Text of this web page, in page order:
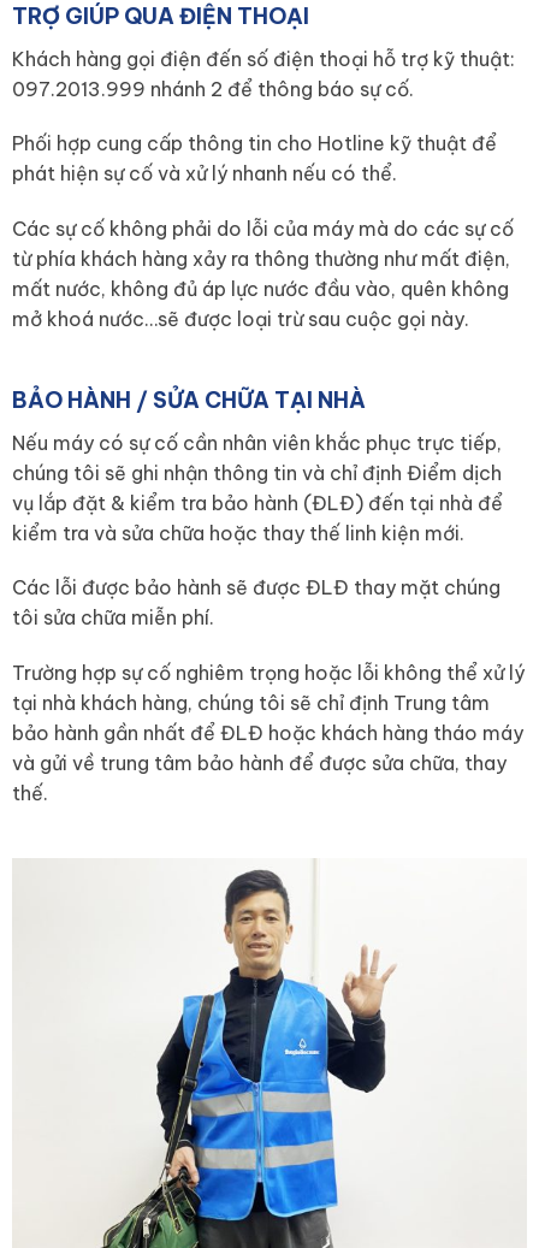
TRỢ GIÚP QUA ĐIỆN THOẠI
Khách hàng gọi điện đến số điện thoại hỗ trợ kỹ thuật:
097.2013.999 nhánh 2 để thông báo sự cố.
Phối hợp cung cấp thông tin cho Hotline kỹ thuật để
phát hiện sự cố và xử lý nhanh nếu có thể.
Các sự cố không phải do lỗi của máy mà do các sự cố
từ phía khách hàng xảy ra thông thường như mất điện,
mất nước, không đủ áp lực nước đầu vào, quên không
mở khoá nước…sẽ được loại trừ sau cuộc gọi này.
BẢO HÀNH / SỬA CHỮA TẠI NHÀ
Nếu máy có sự cố cần nhân viên khắc phục trực tiếp,
chúng tôi sẽ ghi nhận thông tin và chỉ định Điểm dịch
vụ lắp đặt & kiểm tra bảo hành (ĐLĐ) đến tại nhà để
kiểm tra và sửa chữa hoặc thay thế linh kiện mới.
Các lỗi được bảo hành sẽ được ĐLĐ thay mặt chúng
tôi sửa chữa miễn phí.
Trường hợp sự cố nghiêm trọng hoặc lỗi không thể xử lý
tại nhà khách hàng, chúng tôi sẽ chỉ định Trung tâm
bảo hành gần nhất để ĐLĐ hoặc khách hàng tháo máy
và gửi về trung tâm bảo hành để được sửa chữa, thay
thế.